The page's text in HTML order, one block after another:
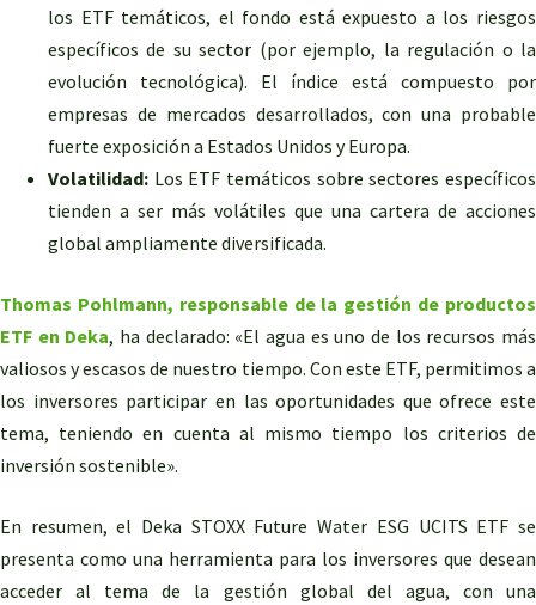
los ETF temáticos, el fondo está expuesto a los riesgos
específicos de su sector (por ejemplo, la regulación o la
evolución tecnológica). El índice está compuesto por
empresas de mercados desarrollados, con una probable
fuerte exposición a Estados Unidos y Europa.
Volatilidad: Los ETF temáticos sobre sectores específicos
tienden a ser más volátiles que una cartera de acciones
global ampliamente diversificada.
Thomas Pohlmann, responsable de la gestión de productos
ETF en Deka, ha declarado: «El agua es uno de los recursos más
valiosos y escasos de nuestro tiempo. Con este ETF, permitimos a
los inversores participar en las oportunidades que ofrece este
tema, teniendo en cuenta al mismo tiempo los criterios de
inversión sostenible».
En resumen, el Deka STOXX Future Water ESG UCITS ETF se
presenta como una herramienta para los inversores que desean
acceder al tema de la gestión global del agua, con una